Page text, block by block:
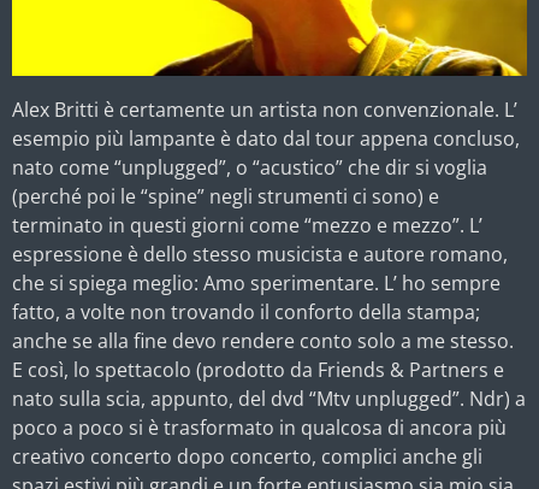
Alex Britti è certamente un artista non convenzionale. L’
esempio più lampante è dato dal tour appena concluso,
nato come “unplugged”, o “acustico” che dir si voglia
(perché poi le “spine” negli strumenti ci sono) e
terminato in questi giorni come “mezzo e mezzo”. L’
espressione è dello stesso musicista e autore romano,
che si spiega meglio: Amo sperimentare. L’ ho sempre
fatto, a volte non trovando il conforto della stampa;
anche se alla fine devo rendere conto solo a me stesso.
E così, lo spettacolo (prodotto da Friends & Partners e
nato sulla scia, appunto, del dvd “Mtv unplugged”. Ndr) a
poco a poco si è trasformato in qualcosa di ancora più
creativo concerto dopo concerto, complici anche gli